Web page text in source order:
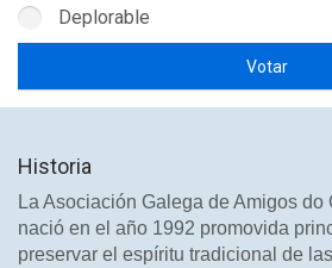
Deplorable
Historia
La Asociación Galega de Amigos
nació en el año 1992 promovida
preservar el espíritu tradicional de